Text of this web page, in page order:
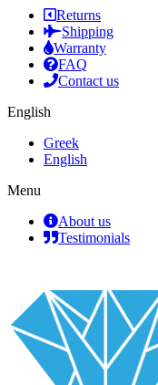
Returns
Shipping
Warranty
FAQ
Contact us
English
Greek
English
Menu
About us
Testimonials